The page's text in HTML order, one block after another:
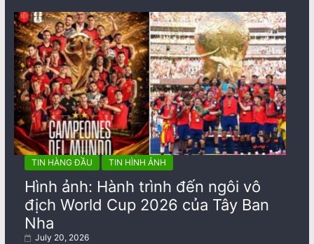
TIN HÀNG ĐẦU TIN HÌNH ẢNH
Hình ảnh: Hành trình đến ngôi vô
địch World Cup 2026 của Tây Ban
Nha
July 20, 2026